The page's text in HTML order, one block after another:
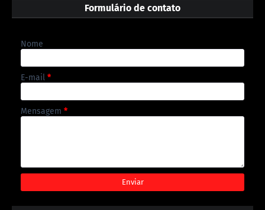
Formulário de contato
Nome
E-mail *
Mensagem *